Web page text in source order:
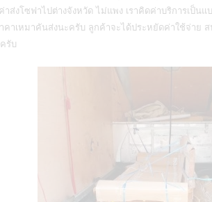
ส่งโซฟาไปต่างจังหวัด ไม่แพง เราคิดค่าบริการเป็น
คาเหมาคันส่งนะครับ ลูกค้าจะได้ประหยัดค่าใช้จ่าย ส
รับ